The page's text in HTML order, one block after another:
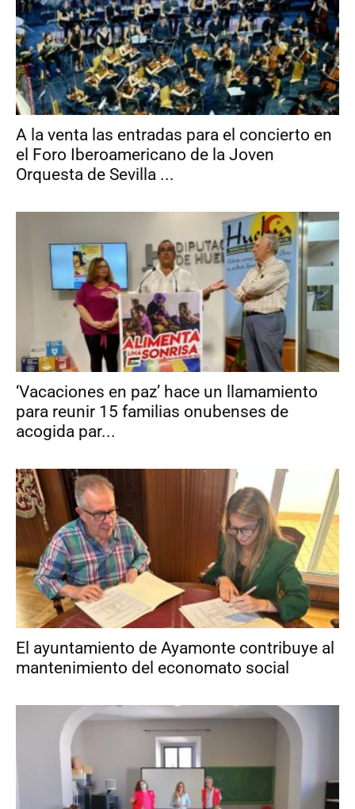
A la venta las entradas para el concierto en
el Foro Iberoamericano de la Joven
Orquesta de Sevilla ...
‘Vacaciones en paz’ hace un llamamiento
para reunir 15 familias onubenses de
acogida par...
El ayuntamiento de Ayamonte contribuye al
mantenimiento del economato social